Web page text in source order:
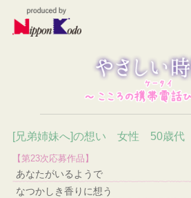
[兄弟姉妹へ]の想い 女性 50歳代
【第23次応募作品】
あなたがいるようで
なつかしき香りに想う